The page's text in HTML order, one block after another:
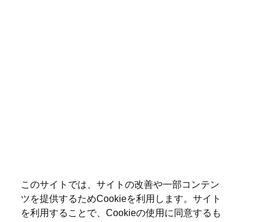
このサイトでは、サイトの改善や一部コンテン
ツを提供するためCookieを利用します。サイト
を利用することで、Cookieの使用に同意するも